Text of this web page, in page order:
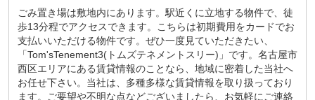
ごみ置き場は敷地内にあります。駅近くに立地する物件で、徒
歩13分程でアクセスできます。こちらは初期費用をカードでお
支払いいただける物件です。ぜひ一度見ていただきたい、
「Tom'sTenement3(トムズテネメントスリー)」です。名古屋市
西区エリアにある賃貸情報のことなら、地域に密着した当社へ
お任せ下さい。当社は、多種多様な賃貸情報を取り扱っており
ます。ご要望や不明な点などございましたら、お気軽にご連絡